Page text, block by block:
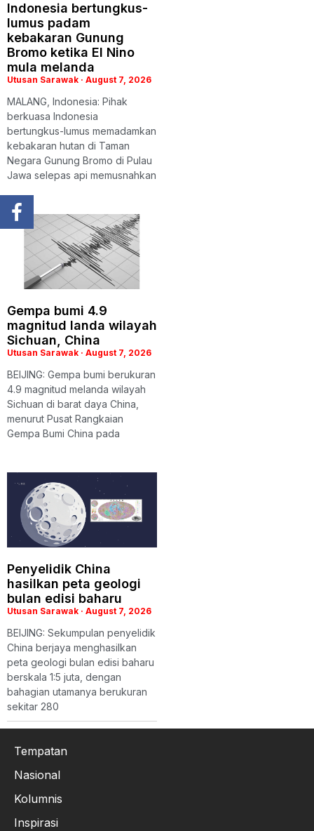
Indonesia bertungkus-
lumus padam
kebakaran Gunung
Bromo ketika El Nino
mula melanda
Utusan Sarawak August 7, 2026
MALANG, Indonesia: Pihak
berkuasa Indonesia
bertungkus-lumus memadamkan
kebakaran hutan di Taman
Negara Gunung Bromo di Pulau
Jawa selepas api memusnahkan
Gempa bumi 4.9
magnitud landa wilayah
Sichuan, China
Utusan Sarawak August 7, 2026
BEIJING: Gempa bumi berukuran
4.9 magnitud melanda wilayah
Sichuan di barat daya China,
menurut Pusat Rangkaian
Gempa Bumi China pada
Penyelidik China
hasilkan peta geologi
bulan edisi baharu
Utusan Sarawak August 7, 2026
BEIJING: Sekumpulan penyelidik
China berjaya menghasilkan
peta geologi bulan edisi baharu
berskala 1:5 juta, dengan
bahagian utamanya berukuran
sekitar 280
Tempatan
Nasional
Kolumnis
Inspirasi